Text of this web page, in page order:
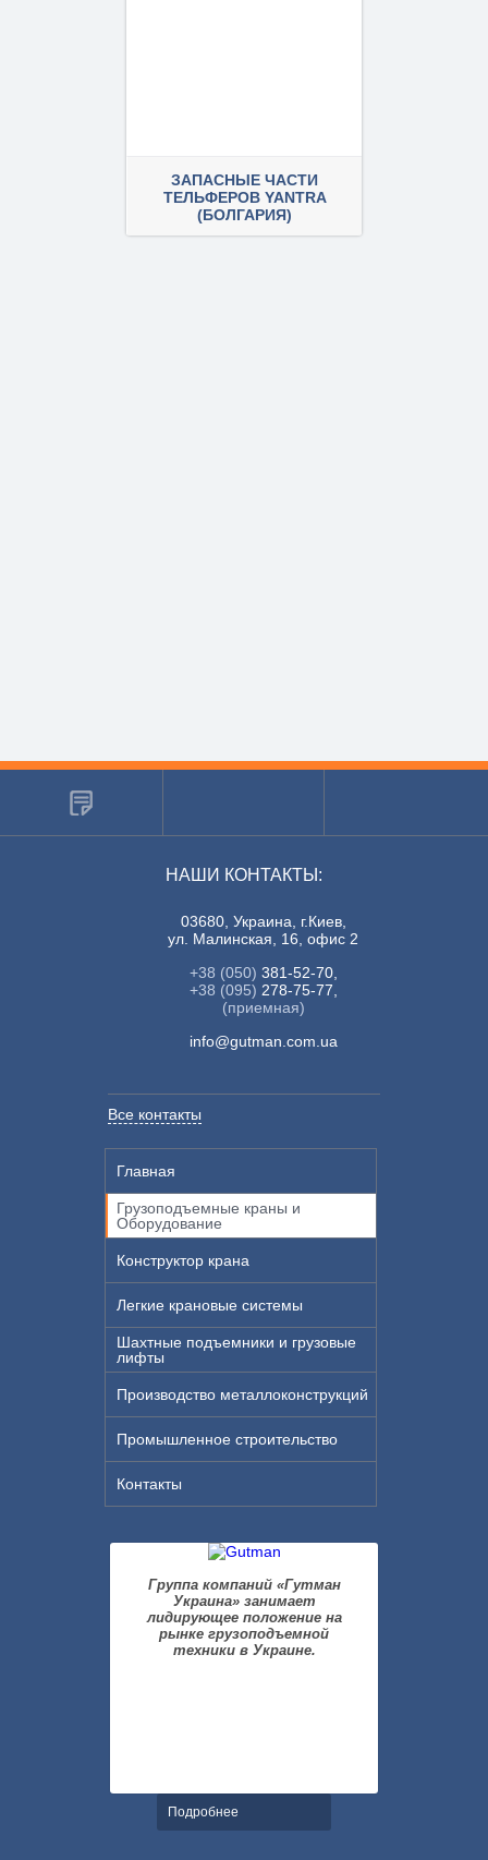
ЗАПАСНЫЕ ЧАСТИ
ТЕЛЬФЕРОВ YANTRA
(БОЛГАРИЯ)
НАШИ КОНТАКТЫ:
03680, Украина, г.Киев,
ул. Малинская, 16, офис 2
+38 (050) 381-52-70,
+38 (095) 278-75-77,
(приемная)
info@gutman.com.ua
Все контакты
Группа компаний «Гутман
Украина» занимает
лидирующее положение на
рынке грузоподъемной
техники в Украине.
Подробнее
Главная
Грузоподъемные краны и
Оборудование
Конструктор крана
Легкие крановые системы
Шахтные подъемники и грузовые
лифты
Производство металлоконструкций
Промышленное строительство
Контакты